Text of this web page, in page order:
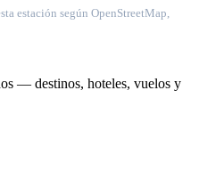
estación según OpenStreetMap,
— destinos, hoteles, vuelos y